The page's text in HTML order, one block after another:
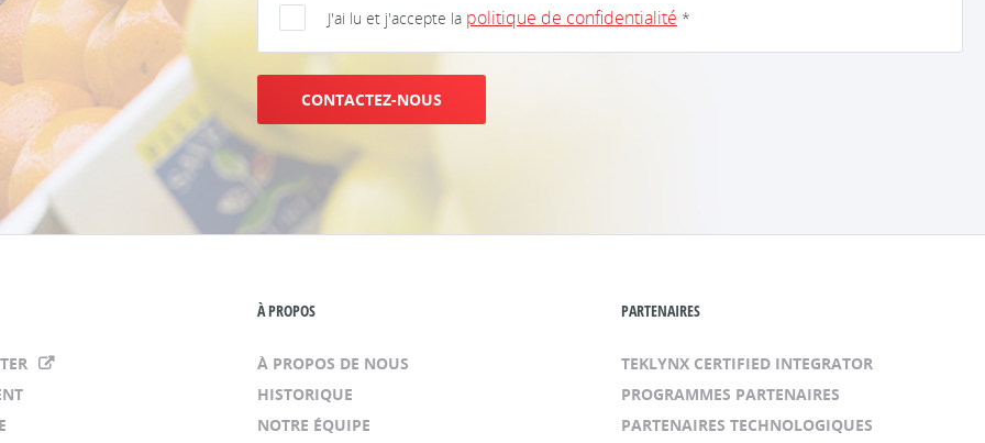
J'ai lu et j'accepte la politique de confidentialité *
CONTACTEZ-NOUS
À PROPOS
À PROPOS DE NOUS
HISTORIQUE
NOTRE ÉQUIPE
PARTENAIRES
TEKLYNX CERTIFIED INTEGRATOR
PROGRAMMES PARTENAIRES
PARTENAIRES TECHNOLOGIQUES